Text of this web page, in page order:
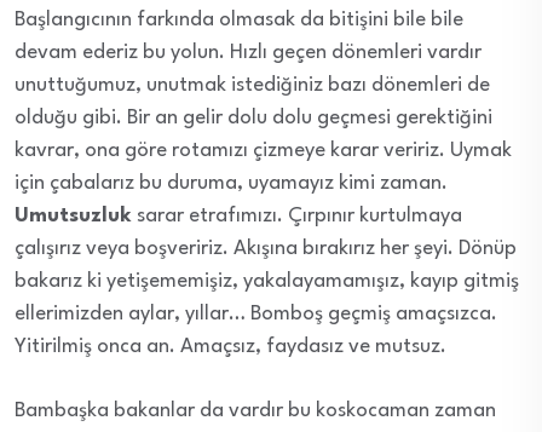
Başlangıcının farkında olmasak da bitişini bile bile
devam ederiz bu yolun. Hızlı geçen dönemleri vardır
unuttuğumuz, unutmak istediğiniz bazı dönemleri de
olduğu gibi. Bir an gelir dolu dolu geçmesi gerektiğini
kavrar, ona göre rotamızı çizmeye karar veririz. Uymak
için çabalarız bu duruma, uyamayız kimi zaman.
Umutsuzluk sarar etrafımızı. Çırpınır kurtulmaya
çalışırız veya boşveririz. Akışına bırakırız her şeyi. Dönüp
bakarız ki yetişememişiz, yakalayamamışız, kayıp gitmiş
ellerimizden aylar, yıllar… Bomboş geçmiş amaçsızca.
Yitirilmiş onca an. Amaçsız, faydasız ve mutsuz.
Bambaşka bakanlar da vardır bu koskocaman zaman